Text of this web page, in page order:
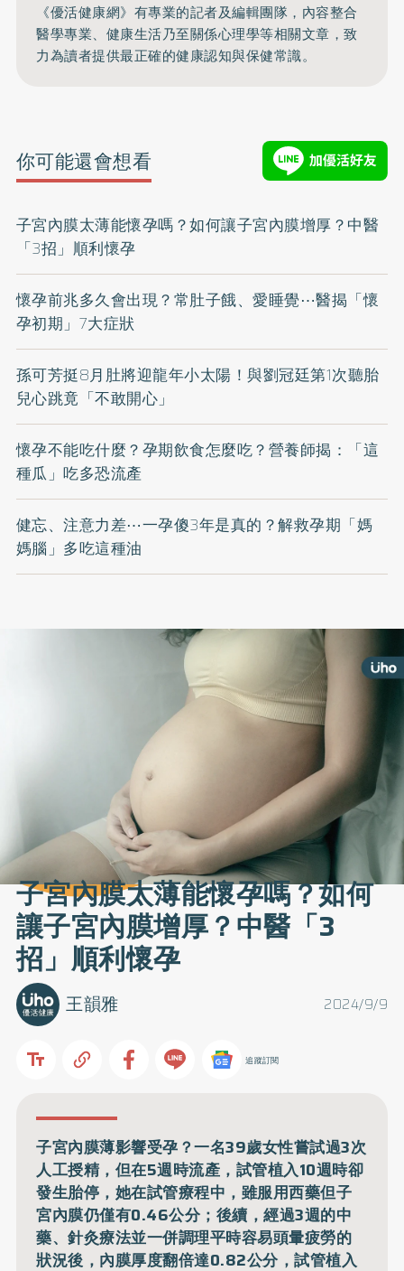
《優活健康網》有專業的記者及編輯團隊，內容整合
醫學專業、健康生活乃至關係心理學等相關文章，致
力為讀者提供最正確的健康認知與保健常識。
你可能還會想看
子宮內膜太薄能懷孕嗎？如何讓子宮內膜增厚？中醫
「3招」順利懷孕
懷孕前兆多久會出現？常肚子餓、愛睡覺⋯醫揭「懷
孕初期」7大症狀
孫可芳挺8月肚將迎龍年小太陽！與劉冠廷第1次聽胎
兒心跳竟「不敢開心」
懷孕不能吃什麼？孕期飲食怎麼吃？營養師揭：「這
種瓜」吃多恐流產
健忘、注意力差⋯一孕傻3年是真的？解救孕期「媽
媽腦」多吃這種油
子宮內膜太薄能懷孕嗎？如何
讓子宮內膜增厚？中醫「3
招」順利懷孕
2024/9/9
王韻雅
追蹤訂閱
子宮內膜薄影響受孕？一名39歲女性嘗試過3次
人工授精，但在5週時流產，試管植入10週時卻
發生胎停，她在試管療程中，雖服用西藥但子
宮內膜仍僅有0.46公分；後續，經過3週的中
藥、針灸療法並一併調理平時容易頭暈疲勞的
狀況後，內膜厚度翻倍達0.82公分，試管植入